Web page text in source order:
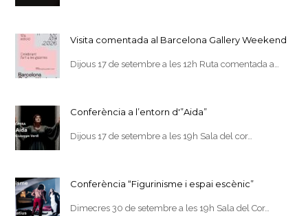
Visita comentada al Barcelona Gallery Weekend
Dijous 17 de setembre a les 12h Ruta comentada a…
Conferència a l’entorn d'”Aida”
Dijous 17 de setembre a les 19h Sala del cor…
Conferència “Figurinisme i espai escènic”
Dimecres 30 de setembre a les 19h Sala del Cor…